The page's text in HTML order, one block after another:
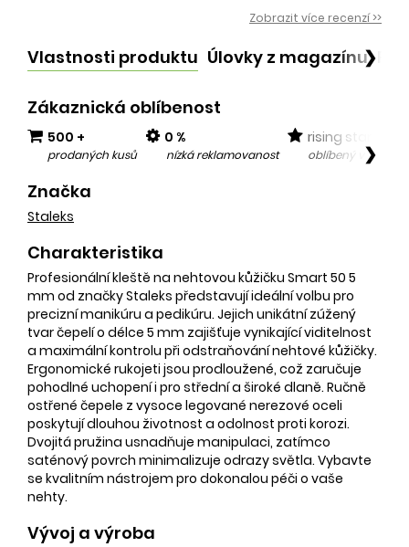
Zobrazit více recenzí >>
Vlastnosti produktu Úlovky z magazínu❯
Zákaznická oblíbenost
500 +
prodaných kusů
0 %
nízká reklamovanost
rising star
oblíbený v❯
Značka
Staleks
Charakteristika
Profesionální kleště na nehtovou kůžičku Smart 50 5
mm od značky Staleks představují ideální volbu pro
precizní manikúru a pedikúru. Jejich unikátní zúžený
tvar čepelí o délce 5 mm zajišťuje vynikající viditelnost
a maximální kontrolu při odstraňování nehtové kůžičky.
Ergonomické rukojeti jsou prodloužené, což zaručuje
pohodlné uchopení i pro střední a široké dlaně. Ručně
ostřené čepele z vysoce legované nerezové oceli
poskytují dlouhou životnost a odolnost proti korozi.
Dvojitá pružina usnadňuje manipulaci, zatímco
saténový povrch minimalizuje odrazy světla. Vybavte
se kvalitním nástrojem pro dokonalou péči o vaše
nehty.
Vývoj a výroba